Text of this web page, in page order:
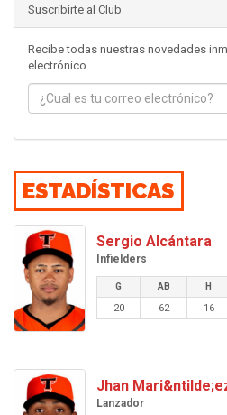
Suscribirte al Club
Recibe todas nuestras novedades
electrónico.
ESTADÍSTICAS
Sergio Alcántara
Infielders
G AB H
20 62 16
Jhan
Lanzador